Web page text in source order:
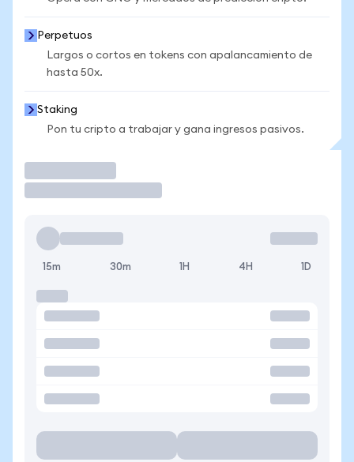
Perpetuos
Largos o cortos en tokens con apalancamiento de
hasta 50x.
Staking
Pon tu cripto a trabajar y gana ingresos pasivos.
15m 30m 1H 4H 1D